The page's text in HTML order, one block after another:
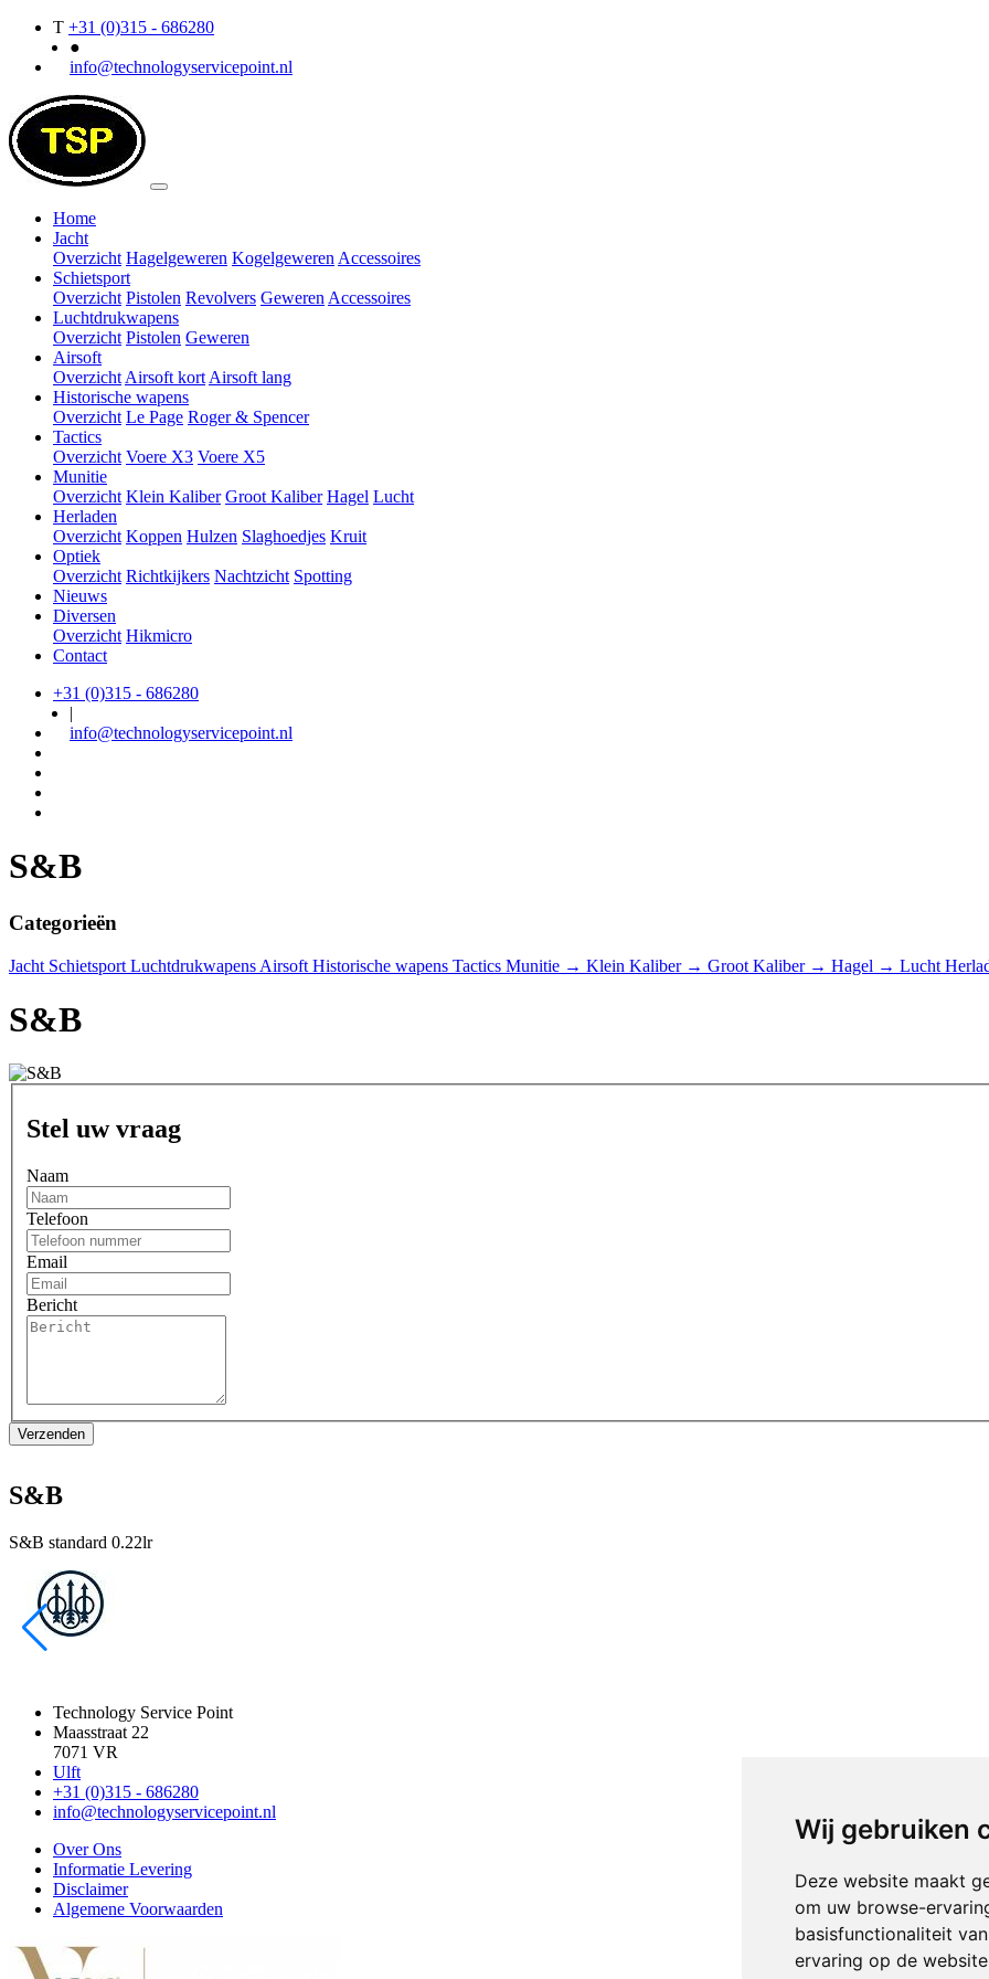
Wij gebruiken
Deze website maakt
om uw browse-
basisfunctionaliteit
ervaring op de
T +31 (0)315 - 686280
●
info@technologyservicepoint.nl
Home
Jacht
Overzicht Hagelgeweren Kogelgeweren Accessoires
Schietsport
Overzicht Pistolen Revolvers Geweren Accessoires
Luchtdrukwapens
Overzicht Pistolen Geweren
Airsoft
Overzicht Airsoft kort Airsoft lang
Historische wapens
Overzicht Le Page Roger & Spencer
Tactics
Overzicht Voere X3 Voere X5
Munitie
Overzicht Klein Kaliber Groot Kaliber Hagel Lucht
Herladen
Overzicht Koppen Hulzen Slaghoedjes Kruit
Optiek
Overzicht Richtkijkers Nachtzicht Spotting
Nieuws
Diversen
Overzicht Hikmicro
Contact
+31 (0)315 - 686280
|
info@technologyservicepoint.nl
S&B
Categorieën
Jacht Schietsport Luchtdrukwapens Airsoft Historische wapens Tactics Munitie → Klein Kaliber → Groot Kaliber → Hagel → Lucht
S&B
Stel uw vraag
Naam
Telefoon
Email
Bericht
S&B
S&B standard 0.22lr
Technology Service Point
Maasstraat 22
7071 VR
Ulft
+31 (0)315 - 686280
info@technologyservicepoint.nl
Over Ons
Informatie Levering
Disclaimer
Algemene Voorwaarden